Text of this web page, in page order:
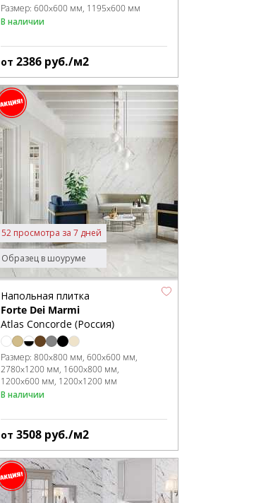
Размер: 600x600 мм 1195x600 мм
В наличии
от 2386 руб./м2
Образец в шоуруме
52 просмотра за 7 дней
Напольная плитка
Forte Dei Marmi
Atlas Concorde (Россия)
Размер: 800x800 мм 600x600 мм
2780x1200 мм 1600x800 мм
1200x600 мм 1200x1200 мм
В наличии
от 3508 руб./м2